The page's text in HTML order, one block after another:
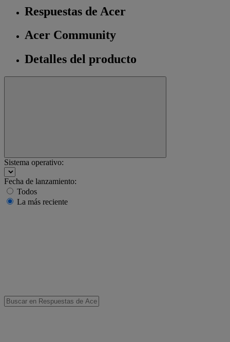
Respuestas de Acer
Acer Community
Detalles del producto
Sistema operativo:
Fecha de lanzamiento:
Todos
La más reciente